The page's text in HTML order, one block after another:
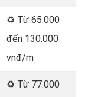
♻️ Từ 65.000
đến 130.000
vnđ/m
♻️ Từ 77.000